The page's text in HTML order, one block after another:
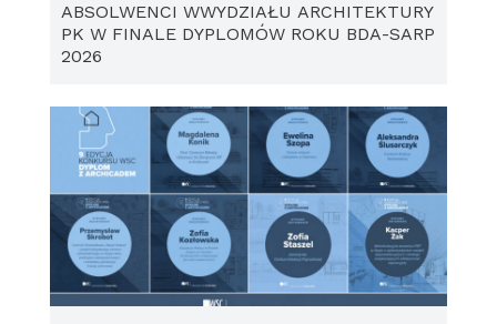
ABSOLWENCI WWYDZIAŁU ARCHITEKTURY
PK W FINALE DYPLOMÓW ROKU BDA-SARP
2026